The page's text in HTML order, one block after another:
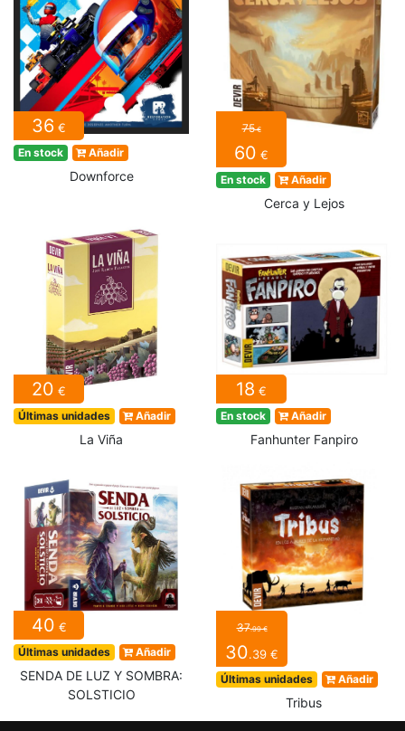
36 €
En stock Añadir
Downforce
75€
60 €
En stock Añadir
Cerca y Lejos
20 €
Últimas unidades Añadir
La Viña
18 €
En stock Añadir
Fanhunter Fanpiro
40 €
Últimas unidades Añadir
SENDA DE LUZ Y SOMBRA:
SOLSTICIO
37.99 €
30.39 €
Últimas unidades Añadir
Tribus